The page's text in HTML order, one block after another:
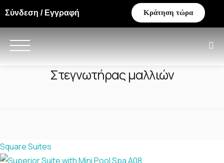
Σύνδεση / Εγγραφή Κράτηση τώρα
Στεγνωτήρας μαλλιών
Square Suites